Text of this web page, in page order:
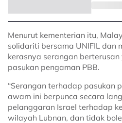
Menurut kementerian itu,
solidariti bersama UNIFIL dan
kerasnya serangan
pasukan pengaman PBB.
“Serangan terhadap pasukan
awam ini berpunca secara
pelanggaran Israel terhadap
wilayah Lubnan, dan tidak